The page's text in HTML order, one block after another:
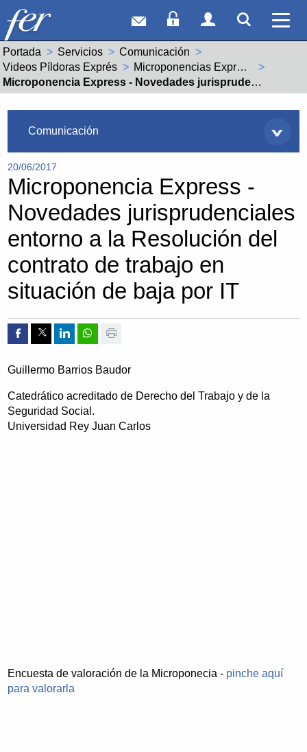
Correo webAcceso Socios
Acceso
Portada Servicios
Comunicación
Videos Píldoras Exprés
Microponencias Express - Laboral
Actual:
Microponencia Express - Novedades jurisprudenciales entorno a la Resolución del contrato de trabajo en situación de baja por IT
Comunicación
20/06/2017
Microponencia Express -
Novedades jurisprudenciales
entorno a la Resolución del
contrato de trabajo en
situación de baja por IT
Compartir por Facebook
Compartir por Twitter
Compartir por Linkedin
Compartir por whatsapp
Imprimir
Guillermo Barrios Baudor
Catedrático acreditado de Derecho del Trabajo y de la
Seguridad Social.
Universidad Rey Juan Carlos
Encuesta de valoración de la Microponecia - pinche aquí
para valorarla